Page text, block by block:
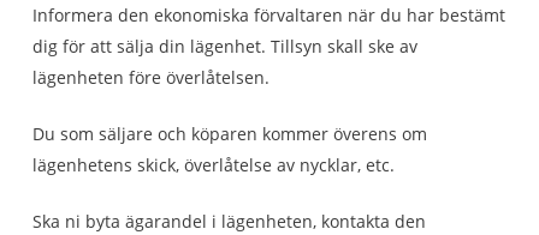
Informera den ekonomiska förvaltaren när du har bestämt
dig för att sälja din lägenhet. Tillsyn skall ske av
lägenheten före överlåtelsen.
Du som säljare och köparen kommer överens om
lägenhetens skick, överlåtelse av nycklar, etc.
Ska ni byta ägarandel i lägenheten, kontakta den